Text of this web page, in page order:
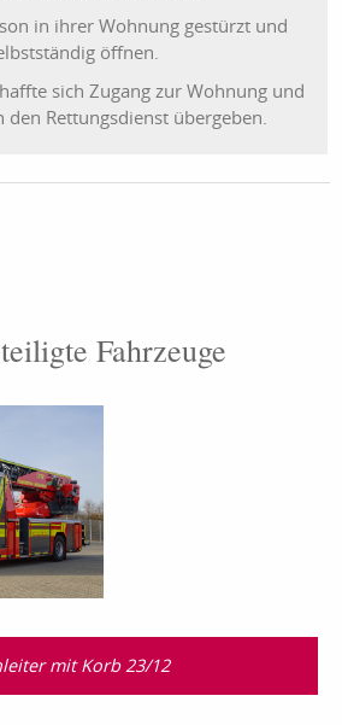
in ihrer Wohnung gestürzt und
öffnen.
sich Zugang zur Wohnung und
Rettungsdienst übergeben.
Fahrzeuge
mit Korb 23/12